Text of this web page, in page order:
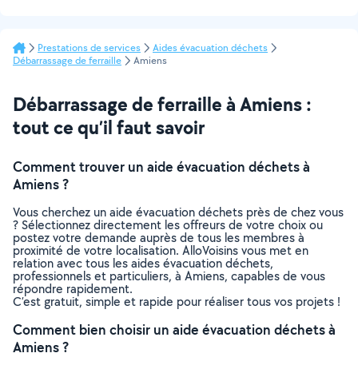
Prestations de services
Aides évacuation déchets
Débarrassage de ferraille
Amiens
Débarrassage de ferraille à Amiens :
tout ce qu’il faut savoir
Comment trouver un aide évacuation déchets à
Amiens ?
Vous cherchez un aide évacuation déchets près de chez vous
? Sélectionnez directement les offreurs de votre choix ou
postez votre demande auprès de tous les membres à
proximité de votre localisation. AlloVoisins vous met en
relation avec tous les aides évacuation déchets,
professionnels et particuliers, à Amiens, capables de vous
répondre rapidement.
C’est gratuit, simple et rapide pour réaliser tous vos projets !
Comment bien choisir un aide évacuation déchets à
Amiens ?